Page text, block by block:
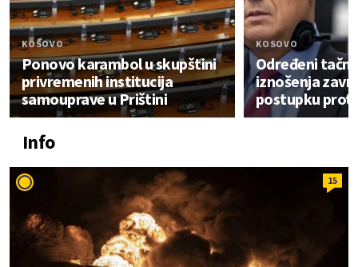
KOSOVO
Ponovo karambol u skupštini
privremenih institucija
samouprave u Prištini
KOSOVO
Određeni
iznošenja
postupku
Info
15